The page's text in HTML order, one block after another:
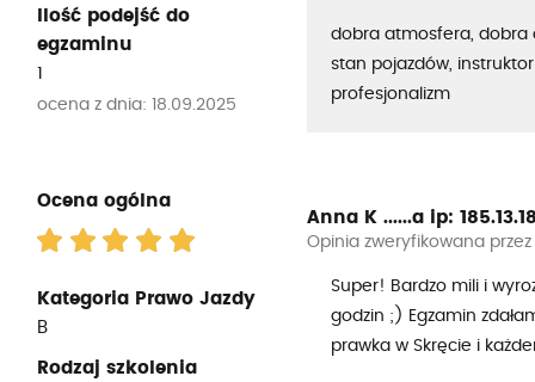
Ilość podejść do
egzaminu
1
ocena z dnia: 18.09.2025
dobra atmosfera, dobra
stan pojazdów, instruktor
profesjonalizm
Ocena ogólna
Kategoria Prawo Jazdy
B
Rodzaj szkolenia
Anna K ......a ip:
Opinia zweryfikowana
Super! Bardzo mili i
godzin ;) Egzamin
prawka w Skręcie i